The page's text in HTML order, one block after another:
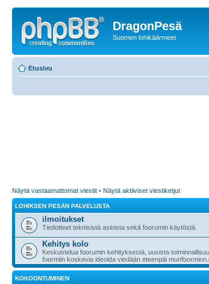
DragonPesä
Suomen lohikäärmeet
Etusivu
Näytä vastaamattomat viestit • Näytä aktiiviset viestiketjut
LOHIKSEN PESÄN PALVELUSTA
ilmoitukset
Tiedotteet teknisistä asioista sekä foorumin käytöstä.
Kehitys kolo
Keskustelua foorumin kehityksestä, uusista
foormiin koskevia ideoida viedään eteenpäi
KOKOONTUMINEN